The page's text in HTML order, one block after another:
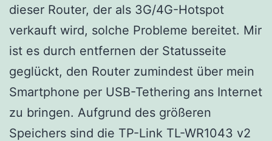
dieser Router, der als 3G/4G-Hotspot
verkauft wird, solche Probleme bereitet. Mir
ist es durch entfernen der Statusseite
geglückt, den Router zumindest über mein
Smartphone per USB-Tethering ans Internet
zu bringen. Aufgrund des größeren
Speichers sind die TP-Link TL-WR1043 v2